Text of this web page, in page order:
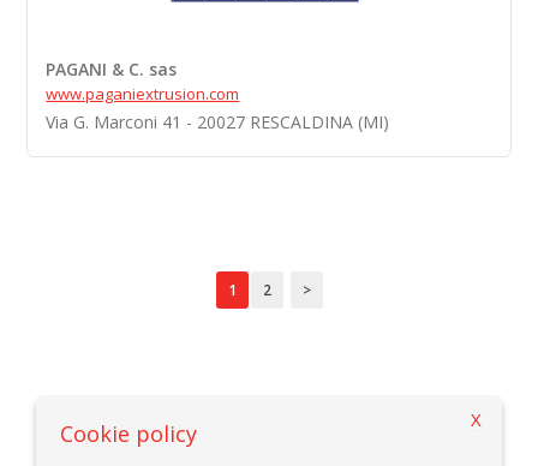
PAGANI & C. sas
www.paganiextrusion.com
Via G. Marconi 41 - 20027 RESCALDINA (MI)
1 2 >
Zurück zur Suchekriterien
Cookie policy X